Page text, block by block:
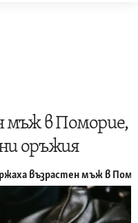
мъж в Поморие,
оръжия
възрастен мъж в